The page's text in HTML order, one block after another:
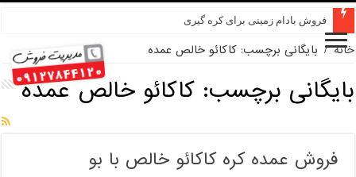
فروش بادام زمینی برای کره گیری
خانه / بایگانی برچسب: کاکائو خالص عمده
بایگانی برچسب:کاکائو خالص عمده
فروش عمده کره کاکائو خالص با بو